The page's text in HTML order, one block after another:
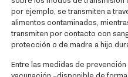
por ejemplo, se transmiten a
alimentos contaminados,
transmiten por contacto con
protección o de madre a hijo
Entre las medidas de